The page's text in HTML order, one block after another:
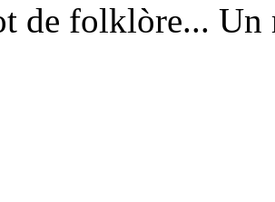
de folklòre... Un